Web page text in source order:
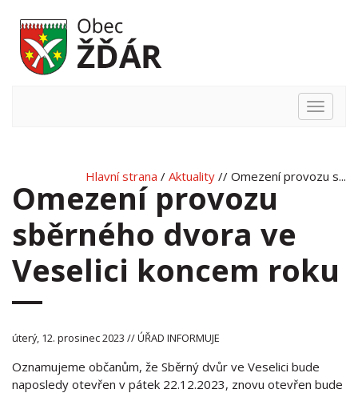
Hlavní
Hlavní strana / Aktuality // Omezení provozu s...
Omezení provozu
sběrného dvora ve
Veselici koncem roku
úterý, 12. prosinec 2023 // ÚŘAD INFORMUJE
Oznamujeme občanům, že Sběrný dvůr ve Veselici bude
naposledy otevřen v pátek 22.12.2023, znovu otevřen bude